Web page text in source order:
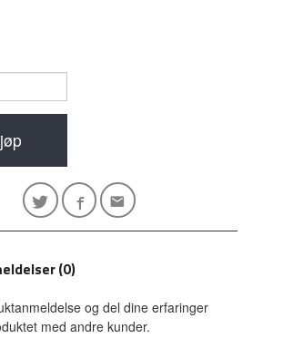
(0)
og del dine erfaringer
med andre kunder.